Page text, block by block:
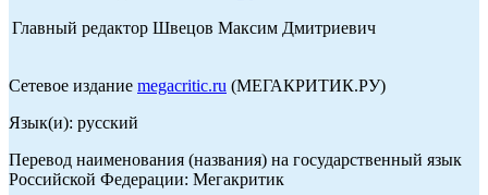
Главный редактор Швецов Максим Дмитриевич
Сетевое издание megacritic.ru (МЕГАКРИТИК.РУ)
Язык(и): русский
Перевод наименования (названия) на государственный язык
Российской Федерации: Мегакритик